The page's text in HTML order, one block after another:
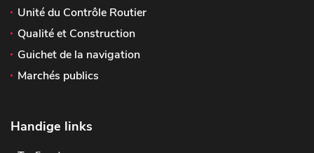
Unité du Contrôle Routier
Qualité et Construction
Guichet de la navigation
Marchés publics
Handige links